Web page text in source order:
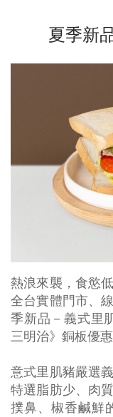
夏季新
熱浪來襲，食慾
全台實體門市、
季新品－義式里
三明治》銅板優
意式里肌豬嚴選
特選脂肪少、肉
撲鼻、椒香鹹鮮